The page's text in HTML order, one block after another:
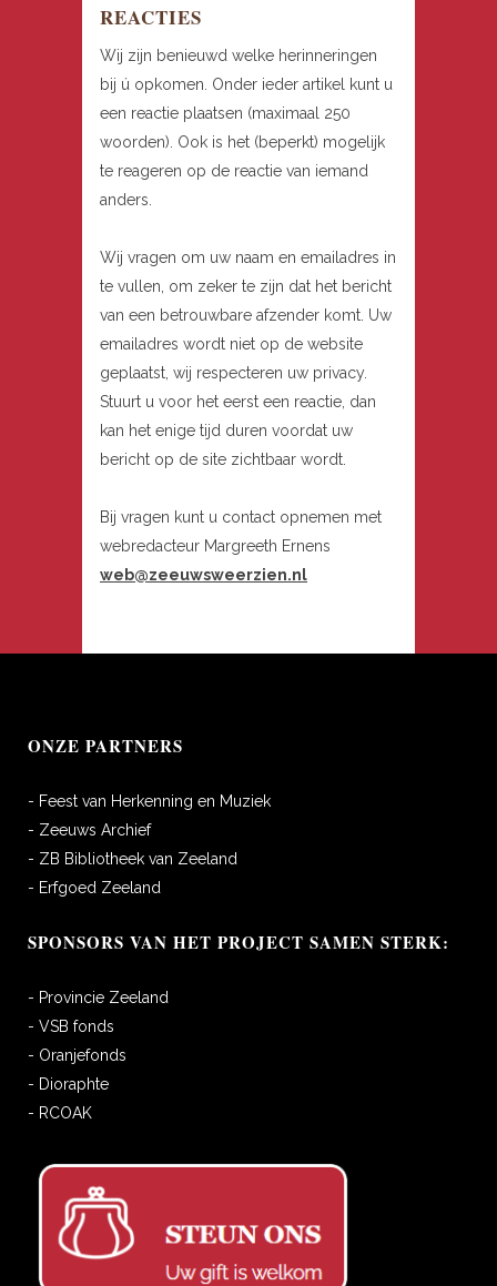
REACTIES
Wij zijn benieuwd welke herinneringen
bij ú opkomen. Onder ieder artikel kunt u
een reactie plaatsen (maximaal 250
woorden). Ook is het (beperkt) mogelijk
te reageren op de reactie van iemand
anders.
Wij vragen om uw naam en emailadres in
te vullen, om zeker te zijn dat het bericht
van een betrouwbare afzender komt. Uw
emailadres wordt niet op de website
geplaatst, wij respecteren uw privacy.
Stuurt u voor het eerst een reactie, dan
kan het enige tijd duren voordat uw
bericht op de site zichtbaar wordt.
Bij vragen kunt u contact opnemen met
webredacteur Margreeth Ernens
web@zeeuwsweerzien.nl
ONZE PARTNERS
- Feest van Herkenning en Muziek
- Zeeuws Archief
- ZB Bibliotheek van Zeeland
- Erfgoed Zeeland
SPONSORS VAN HET PROJECT SAMEN STERK:
- Provincie Zeeland
- VSB fonds
- Oranjefonds
- Dioraphte
- RCOAK